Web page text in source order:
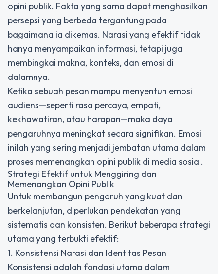
opini publik. Fakta yang sama dapat menghasilkan
persepsi yang berbeda tergantung pada
bagaimana ia dikemas. Narasi yang efektif tidak
hanya menyampaikan informasi, tetapi juga
membingkai makna, konteks, dan emosi di
dalamnya.
Ketika sebuah pesan mampu menyentuh emosi
audiens—seperti rasa percaya, empati,
kekhawatiran, atau harapan—maka daya
pengaruhnya meningkat secara signifikan. Emosi
inilah yang sering menjadi jembatan utama dalam
proses memenangkan opini publik di media sosial.
Strategi Efektif untuk Menggiring dan
Memenangkan Opini Publik
Untuk membangun pengaruh yang kuat dan
berkelanjutan, diperlukan pendekatan yang
sistematis dan konsisten. Berikut beberapa strategi
utama yang terbukti efektif:
1. Konsistensi Narasi dan Identitas Pesan
Konsistensi adalah fondasi utama dalam